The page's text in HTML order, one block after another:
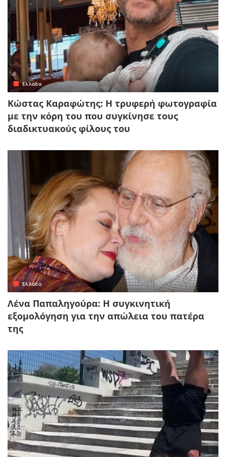
Ελλάδα
Κώστας Καραφώτης: Η τρυφερή φωτογραφία
με την κόρη του που συγκίνησε τους
διαδικτυακούς φίλους του
Ελλάδα
Λένα Παπαληγούρα: Η συγκινητική
εξομολόγηση για την απώλεια του πατέρα
της